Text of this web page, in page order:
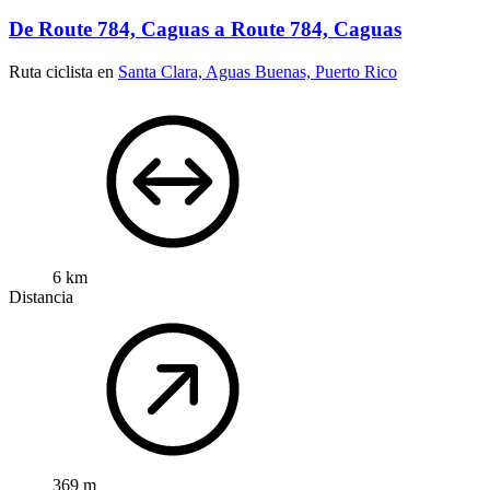
De Route 784, Caguas a Route 784, Caguas
Ruta ciclista en Santa Clara, Aguas Buenas, Puerto Rico
6 km
Distancia
369 m